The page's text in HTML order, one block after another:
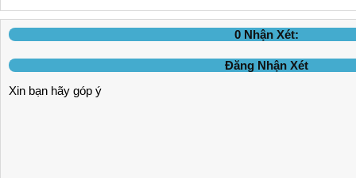
0 Nhận Xét:
Đăng Nhận Xét
Xin bạn hãy góp ý